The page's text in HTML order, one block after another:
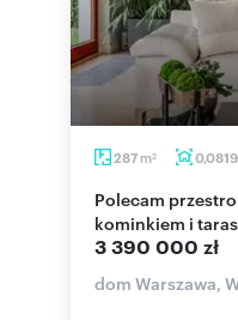
287 m2 0,0819
Polecam przestronny dom 287 m² z
kominkiem i
3 390 000 zł
dom Warszawa,